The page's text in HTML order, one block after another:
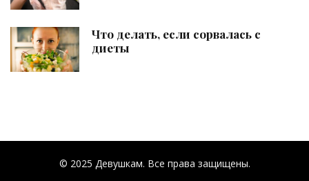
Что делать, если сорвалась с
диеты
© 2025 Девушкам. Все права защищены.